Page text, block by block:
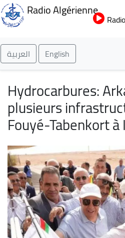
au
Radio Algérienne
العربية English
Hydrocarbures:
plusieurs
Fouyé-Tabenkort à